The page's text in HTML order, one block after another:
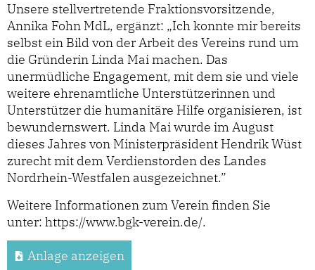
Unsere stellvertretende Fraktionsvorsitzende,
Annika Fohn MdL, ergänzt: „Ich konnte mir bereits
selbst ein Bild von der Arbeit des Vereins rund um
die Gründerin Linda Mai machen. Das
unermüdliche Engagement, mit dem sie und viele
weitere ehrenamtliche Unterstützerinnen und
Unterstützer die humanitäre Hilfe organisieren, ist
bewundernswert. Linda Mai wurde im August
dieses Jahres von Ministerpräsident Hendrik Wüst
zurecht mit dem Verdienstorden des Landes
Nordrhein-Westfalen ausgezeichnet.”
Weitere Informationen zum Verein finden Sie
unter: https://www.bgk-verein.de/.
Anlage anzeigen